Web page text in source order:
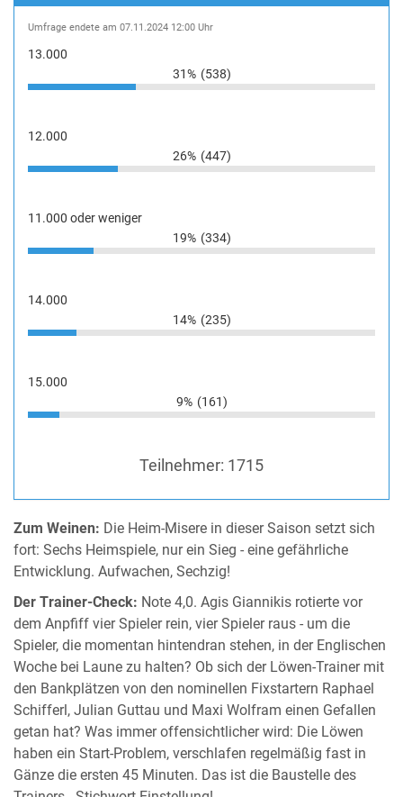
Umfrage endete am 07.11.2024 12:00 Uhr
13.000
31% (538)
12.000
26% (447)
11.000 oder weniger
19% (334)
14.000
14% (235)
15.000
9% (161)
Teilnehmer: 1715
Zum Weinen: Die Heim-Misere in dieser Saison setzt sich
fort: Sechs Heimspiele, nur ein Sieg - eine gefährliche
Entwicklung. Aufwachen, Sechzig!
Der Trainer-Check: Note 4,0. Agis Giannikis rotierte vor
dem Anpfiff vier Spieler rein, vier Spieler raus - um die
Spieler, die momentan hintendran stehen, in der Englischen
Woche bei Laune zu halten? Ob sich der Löwen-Trainer mit
den Bankplätzen von den nominellen Fixstartern Raphael
Schifferl, Julian Guttau und Maxi Wolfram einen Gefallen
getan hat? Was immer offensichtlicher wird: Die Löwen
haben ein Start-Problem, verschlafen regelmäßig fast in
Gänze die ersten 45 Minuten. Das ist die Baustelle des